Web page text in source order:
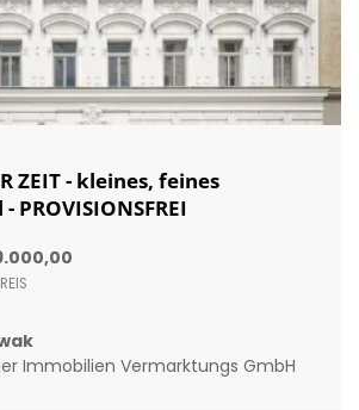
ZEIT - kleines, feines
PROVISIONSFREI
Immobilien Vermarktungs GmbH